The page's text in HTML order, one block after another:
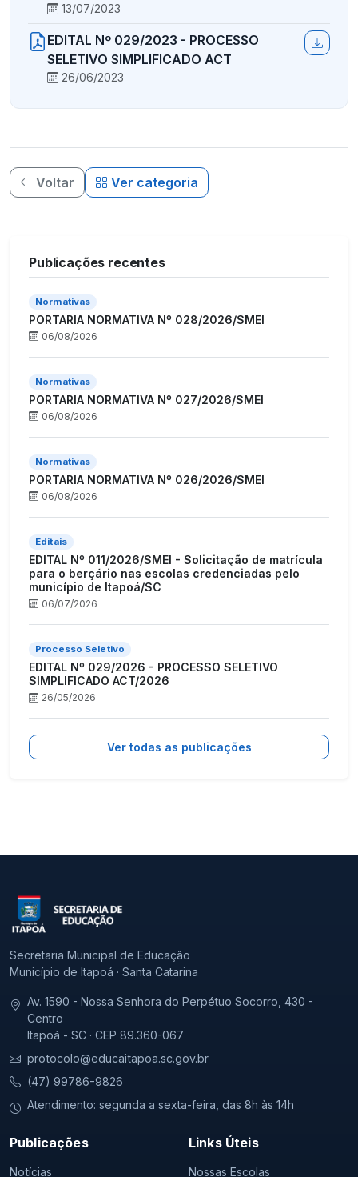
13/07/2023
EDITAL Nº 029/2023 - PROCESSO
SELETIVO SIMPLIFICADO ACT
26/06/2023
Voltar Ver categoria
Publicações recentes
Normativas
PORTARIA NORMATIVA Nº 028/2026/SMEI
06/08/2026
Normativas
PORTARIA NORMATIVA Nº 027/2026/SMEI
06/08/2026
Normativas
PORTARIA NORMATIVA Nº 026/2026/SMEI
06/08/2026
Editais
EDITAL Nº 011/2026/SMEI - Solicitação de matrícula
para o berçário nas escolas credenciadas pelo
município de Itapoá/SC
06/07/2026
Processo Seletivo
EDITAL Nº 029/2026 - PROCESSO SELETIVO
SIMPLIFICADO ACT/2026
26/05/2026
Ver todas as publicações
Secretaria Municipal de Educação
Município de Itapoá · Santa Catarina
Av. 1590 - Nossa Senhora do Perpétuo Socorro, 430 -
Centro
Itapoá - SC · CEP 89.360-067
protocolo@educaitapoa.sc.gov.br
(47) 99786-9826
Atendimento: segunda a sexta-feira, das 8h às 14h
Publicações
Notícias
Links Úteis
Nossas Escolas